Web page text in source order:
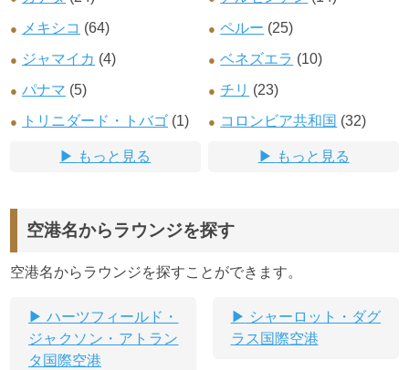
メキシコ (64)
ジャマイカ (4)
パナマ (5)
トリニダード・トバゴ (1)
もっと見る
ペルー (25)
ベネズエラ (10)
チリ (23)
コロンビア共和国 (32)
もっと見る
空港名からラウンジを探す
空港名からラウンジを探すことができます。
ハーツフィールド・
ジャクソン・アトラン
タ国際空港
シャーロット・ダグ
ラス国際空港